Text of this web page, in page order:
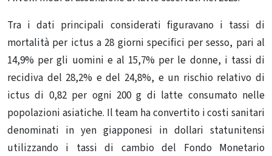
Tra i dati principali considerati figuravano i tassi di
mortalità per ictus a 28 giorni specifici per sesso, pari al
14,9% per gli uomini e al 15,7% per le donne, i tassi di
recidiva del 28,2% e del 24,8%, e un rischio relativo di
ictus di 0,82 per ogni 200 g di latte consumato nelle
popolazioni asiatiche. Il team ha convertito i costi sanitari
denominati in yen giapponesi in dollari statunitensi
utilizzando i tassi di cambio del Fondo Monetario